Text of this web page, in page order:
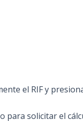
el RIF y
para solicitar el